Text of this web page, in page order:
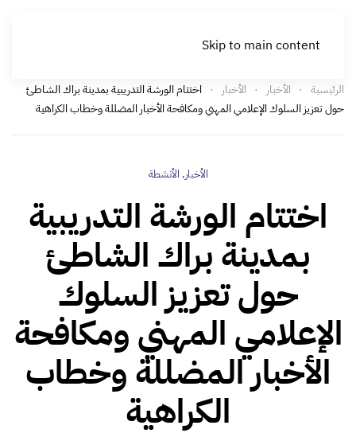
Skip to main content
الرئيسية الأخبار الأخبار
اختتام الورشة التدريبية بمدينة براك الشاطئ
حول تعزيز السلوك الإعلامي المهني ومكافحة الأخبار المضللة وخطاب الكراهية
الأخبار, الأنشطة
اختتام الورشة التدريبية
بمدينة براك الشاطئ
حول تعزيز السلوك
الإعلامي المهني ومكافحة
الأخبار المضللة وخطاب
الكراهية